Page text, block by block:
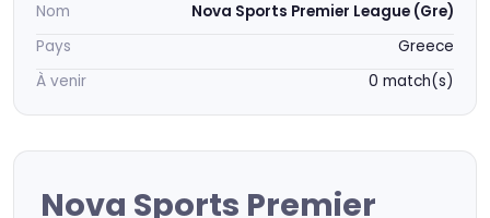
Nom
Nova Sports Premier League (Gre)
Pays
Greece
À venir
0 match(s)
Nova Sports Premier